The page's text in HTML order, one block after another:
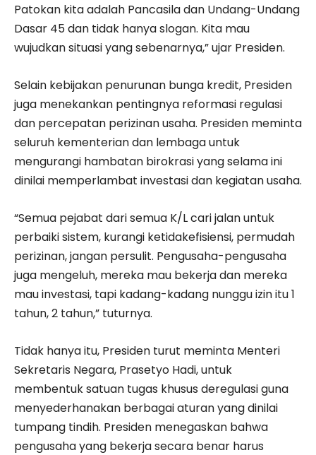
Patokan kita adalah Pancasila dan Undang-Undang
Dasar 45 dan tidak hanya slogan. Kita mau
wujudkan situasi yang sebenarnya,” ujar Presiden.
Selain kebijakan penurunan bunga kredit, Presiden
juga menekankan pentingnya reformasi regulasi
dan percepatan perizinan usaha. Presiden meminta
seluruh kementerian dan lembaga untuk
mengurangi hambatan birokrasi yang selama ini
dinilai memperlambat investasi dan kegiatan usaha.
“Semua pejabat dari semua K/L cari jalan untuk
perbaiki sistem, kurangi ketidakefisiensi, permudah
perizinan, jangan persulit. Pengusaha-pengusaha
juga mengeluh, mereka mau bekerja dan mereka
mau investasi, tapi kadang-kadang nunggu izin itu 1
tahun, 2 tahun,” tuturnya.
Tidak hanya itu, Presiden turut meminta Menteri
Sekretaris Negara, Prasetyo Hadi, untuk
membentuk satuan tugas khusus deregulasi guna
menyederhanakan berbagai aturan yang dinilai
tumpang tindih. Presiden menegaskan bahwa
pengusaha yang bekerja secara benar harus